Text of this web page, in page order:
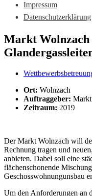
Impressum
Datenschutzerklärung
Markt Wolnzach
Ort: Wolnzach
Auftraggeber:
Zeitraum: 2019
Der Markt Wolnzach will
Rechnung tragen und
anbieten. Dabei soll eine
flächenschonende
Geschosswohnungunsbau
Um den Anforderungen an